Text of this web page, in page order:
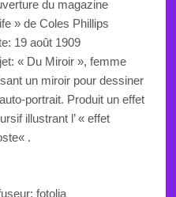
du magazine
» de Coles Phillips
19 août 1909
« Du Miroir », femme
un miroir pour dessiner
auto-portrait. Produit un effet
illustrant l’ « effet
« .
fotolia